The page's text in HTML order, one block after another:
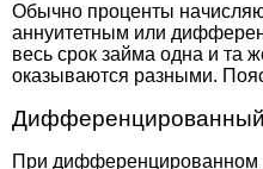
Обычно проценты
аннуитетным или
весь срок займа одна и та
оказываются разными.
При дифференцированном